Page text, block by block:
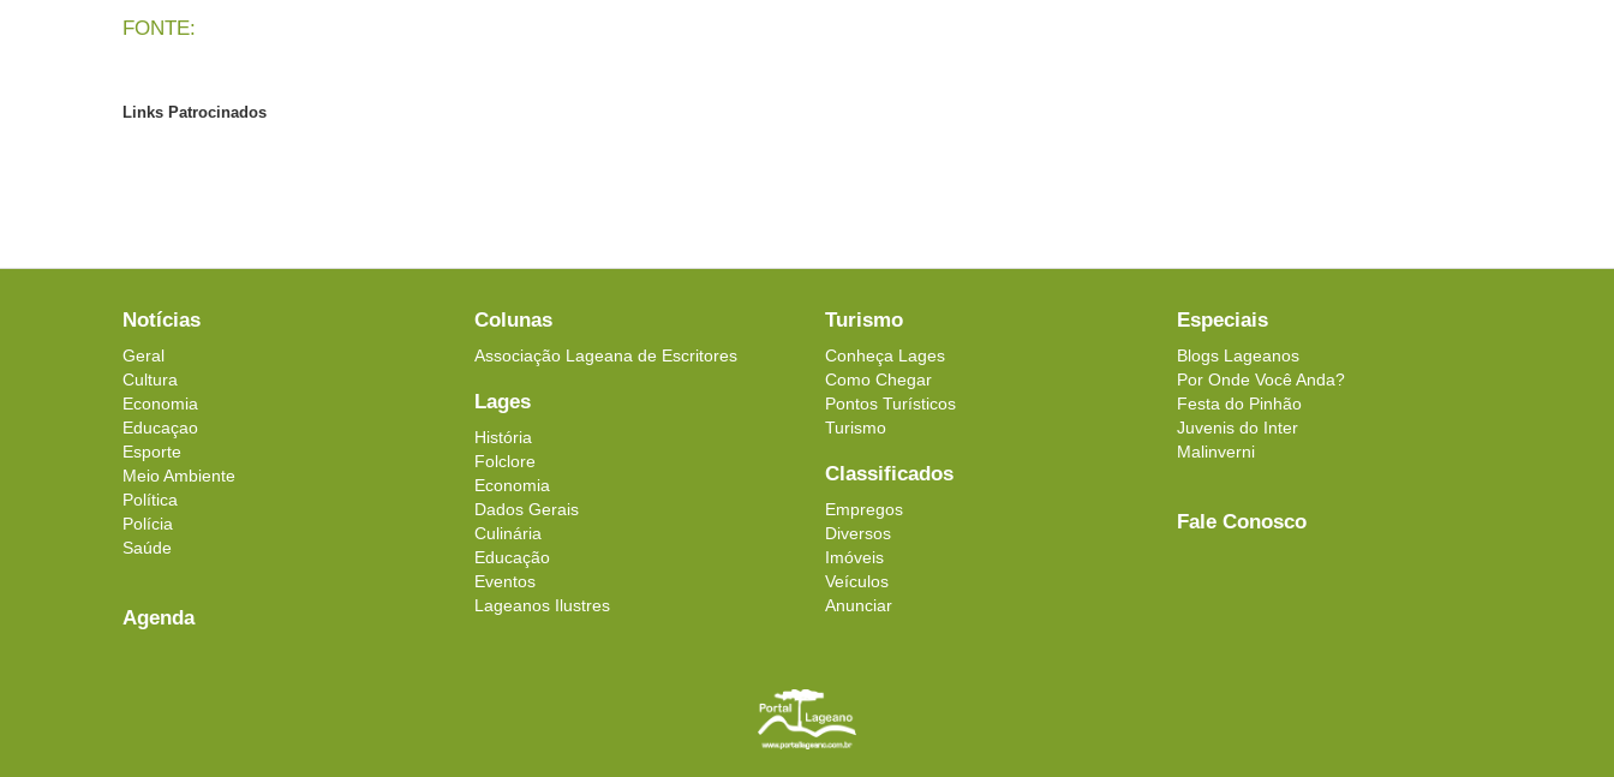
FONTE:
Links Patrocinados
Notícias
Geral
Cultura
Economia
Educaçao
Esporte
Meio Ambiente
Política
Polícia
Saúde
Agenda
Colunas
Associação Lageana de Escritores
Lages
História
Folclore
Economia
Dados Gerais
Culinária
Educação
Eventos
Lageanos Ilustres
Turismo
Conheça Lages
Como Chegar
Pontos Turísticos
Turismo
Classificados
Empregos
Diversos
Imóveis
Veículos
Anunciar
Especiais
Blogs Lageanos
Por Onde Você Anda?
Festa do Pinhão
Juvenis do Inter
Malinverni
Fale Conosco